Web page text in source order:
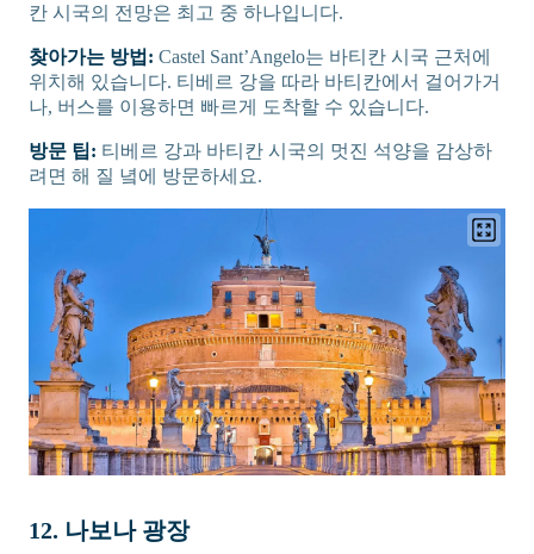
칸 시국의 전망은 최고 중 하나입니다.
찾아가는 방법: Castel Sant’Angelo는 바티칸 시국 근처에
위치해 있습니다. 티베르 강을 따라 바티칸에서 걸어가거
나, 버스를 이용하면 빠르게 도착할 수 있습니다.
방문 팁: 티베르 강과 바티칸 시국의 멋진 석양을 감상하
려면 해 질 녘에 방문하세요.
12. 나보나 광장